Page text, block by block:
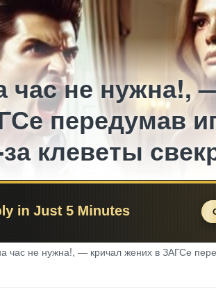
час не нужна!,
передумав
клеветы
час не нужна!, — кричал жених в ЗАГСе